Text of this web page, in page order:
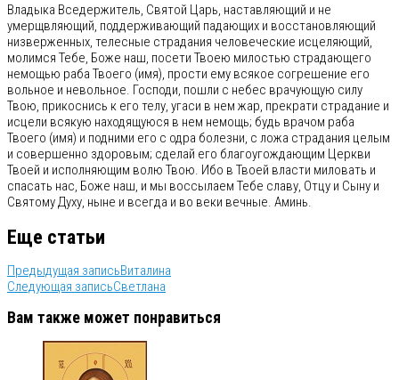
Владыка Вседержитель, Святой Царь, наставляющий и не
умерщвляющий, поддерживающий падающих и восстановляющий
низверженных, телесные страдания человеческие исцеляющий,
молимся Тебе, Боже наш, посети Твоею милостью страдающего
немощью раба Твоего (имя), прости ему всякое согрешение его
вольное и невольное. Господи, пошли с небес врачующую силу
Твою, прикоснись к его телу, угаси в нем жар, прекрати страдание и
исцели всякую находящуюся в нем немощь; будь врачом раба
Твоего (имя) и подними его с одра болезни, с ложа страдания целым
и совершенно здоровым; сделай его благоугождающим Церкви
Твоей и исполняющим волю Твою. Ибо в Твоей власти миловать и
спасать нас, Боже наш, и мы воссылаем Тебе славу, Отцу и Сыну и
Святому Духу, ныне и всегда и во веки вечные. Аминь.
Еще статьи
Предыдущая записьВиталина
Следующая записьСветлана
Вам также может понравиться